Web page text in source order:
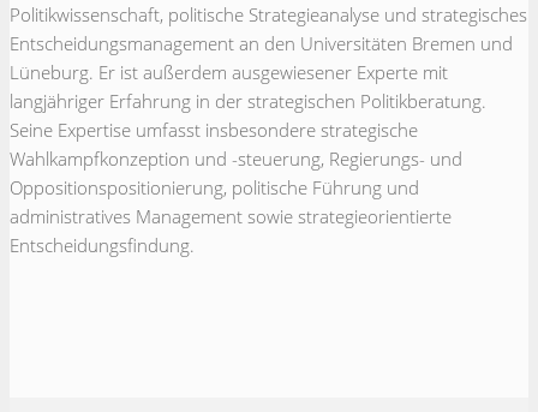
Politikwissenschaft, politische Strategieanalyse und strategisches
Entscheidungsmanagement an den Universitäten Bremen und
Lüneburg. Er ist außerdem ausgewiesener Experte mit
langjähriger Erfahrung in der strategischen Politikberatung.
Seine Expertise umfasst insbesondere strategische
Wahlkampfkonzeption und -steuerung, Regierungs- und
Oppositionspositionierung, politische Führung und
administratives Management sowie strategieorientierte
Entscheidungsfindung.